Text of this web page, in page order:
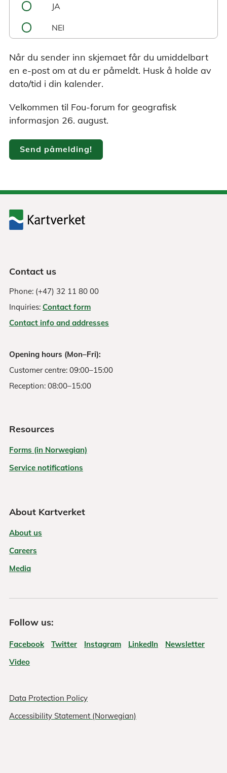
JA
NEI
Når du sender inn skjemaet får du umiddelbart
en e-post om at du er påmeldt. Husk å holde av
dato/tid i din kalender.
Velkommen til Fou-forum for geografisk
informasjon 26. august.
Send påmelding!
Contact us
Phone: (+47) 32 11 80 00
Inquiries: Contact form
Contact info and addresses
Opening hours (Mon–Fri):
Customer centre: 09:00–15:00
Reception: 08:00–15:00
Resources
Forms (in Norwegian)
Service notifications
About Kartverket
About us
Careers
Media
Follow us:
Facebook Twitter Instagram LinkedIn
Newsletter
Video
Data Protection Policy
Accessibility Statement (Norwegian)